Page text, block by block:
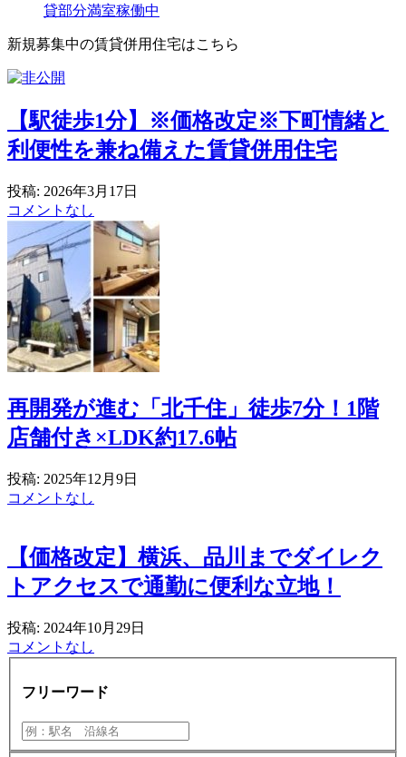
貸部分満室稼働中
新規募集中の賃貸併用住宅はこちら
【駅徒歩1分】※価格改定※下町情緒と
利便性を兼ね備えた賃貸併用住宅
投稿: 2026年3月17日
コメントなし
再開発が進む「北千住」徒歩7分！1階
店舗付き×LDK約17.6帖
投稿: 2025年12月9日
コメントなし
【価格改定】横浜、品川までダイレク
トアクセスで通勤に便利な立地！
投稿: 2024年10月29日
コメントなし
フリーワード